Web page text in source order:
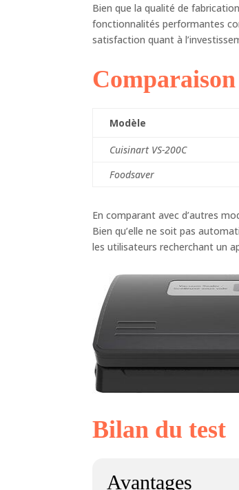
Bien que la qualité de
fonctionnalités performantes
satisfaction quant à
Comparaison
Modèle
Cuisinart VS-200C
Foodsaver
En comparant avec d’autres
Bien qu’elle ne soit pas
les utilisateurs recherchant un
Bilan du test
Avantages